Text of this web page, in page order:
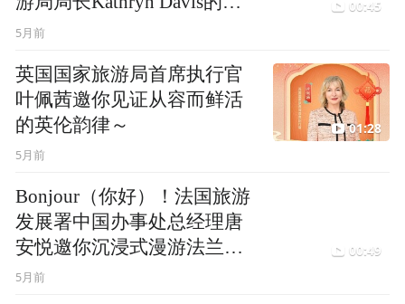
利～
5月前
00:45
英国国家旅游局首席执行官
叶佩茜邀你见证从容而鲜活
的英伦韵律～
5月前
01:28
Bonjour（你好）！法国旅游
发展署中国办事处总经理唐
安悦邀你沉浸式漫游法兰西
～
5月前
00:49